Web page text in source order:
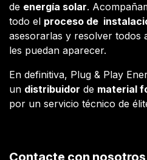
de energía solar.
todo el proceso de
asesorarlas y resolver todos
les puedan aparecer.
En definitiva, Plug & Play
un distribuidor de material
por un servicio técnico de
Contacte con nosotros